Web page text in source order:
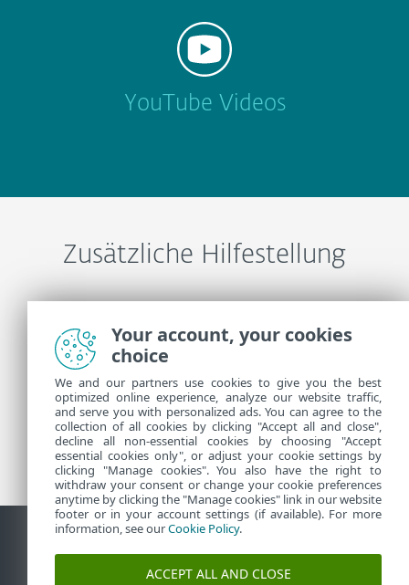
YouTube Videos
Zusätzliche Hilfestellung
ESET-Support kontaktieren
Weitere Informationen
Support-News
Kundenhinweisen
Sicherheitslücke melden
Cookie-Richtlinie
Your account, your cookies
choice
We and our partners use cookies to give you the best
optimized online experience, analyze our website traffic,
and serve you with personalized ads. You can agree to the
collection of all cookies by clicking "Accept all and close",
decline all non-essential cookies by choosing "Accept
essential cookies only", or adjust your cookie settings by
clicking "Manage cookies". You also have the right to
withdraw your consent or change your cookie preferences
anytime by clicking the "Manage cookies" link in our website
footer or in your account settings (if available). For more
information, see ourCookie Policy.
ACCEPT ALL AND CLOSE